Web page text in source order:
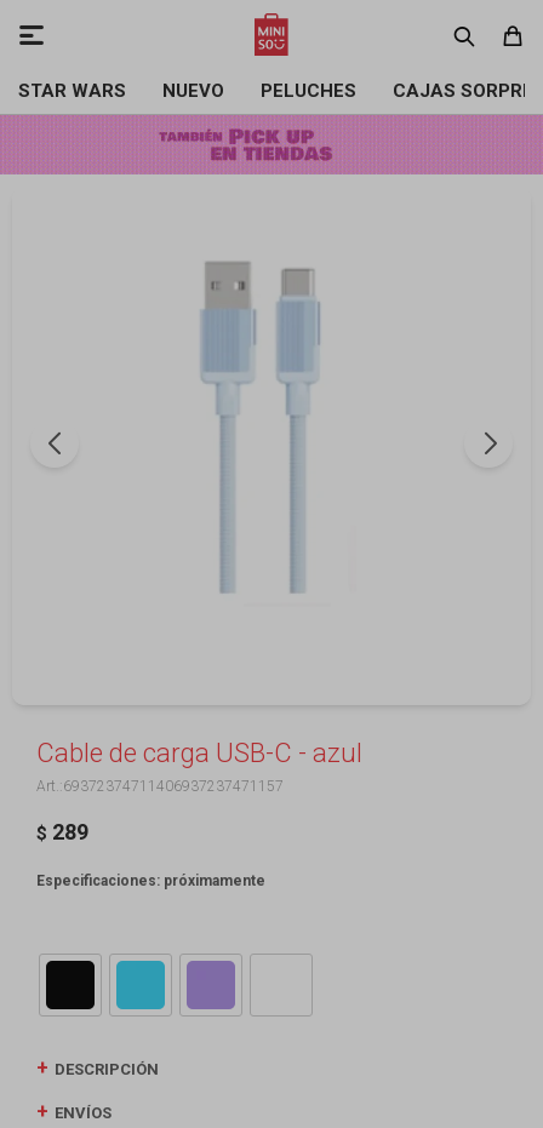
STAR WARS NUEVO PELUCHES CAJAS

Cable de carga USB-C - azul
69372374711406937237471157
$ 289
Especificaciones: próximamente
DESCRIPCIÓN
ENVÍOS